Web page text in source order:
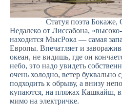
Статуя поэта Бокаже,
Недалеко от Лиссабона,
находится МысРока — самая
Европы. Впечатляет и
океан, не видишь, где он
небо, это надо увидеть
очень холодно, ветер буквально
подходить к обрыву, а внизу
купаются, на пляжах Кашкайш,
мимо на электричке.